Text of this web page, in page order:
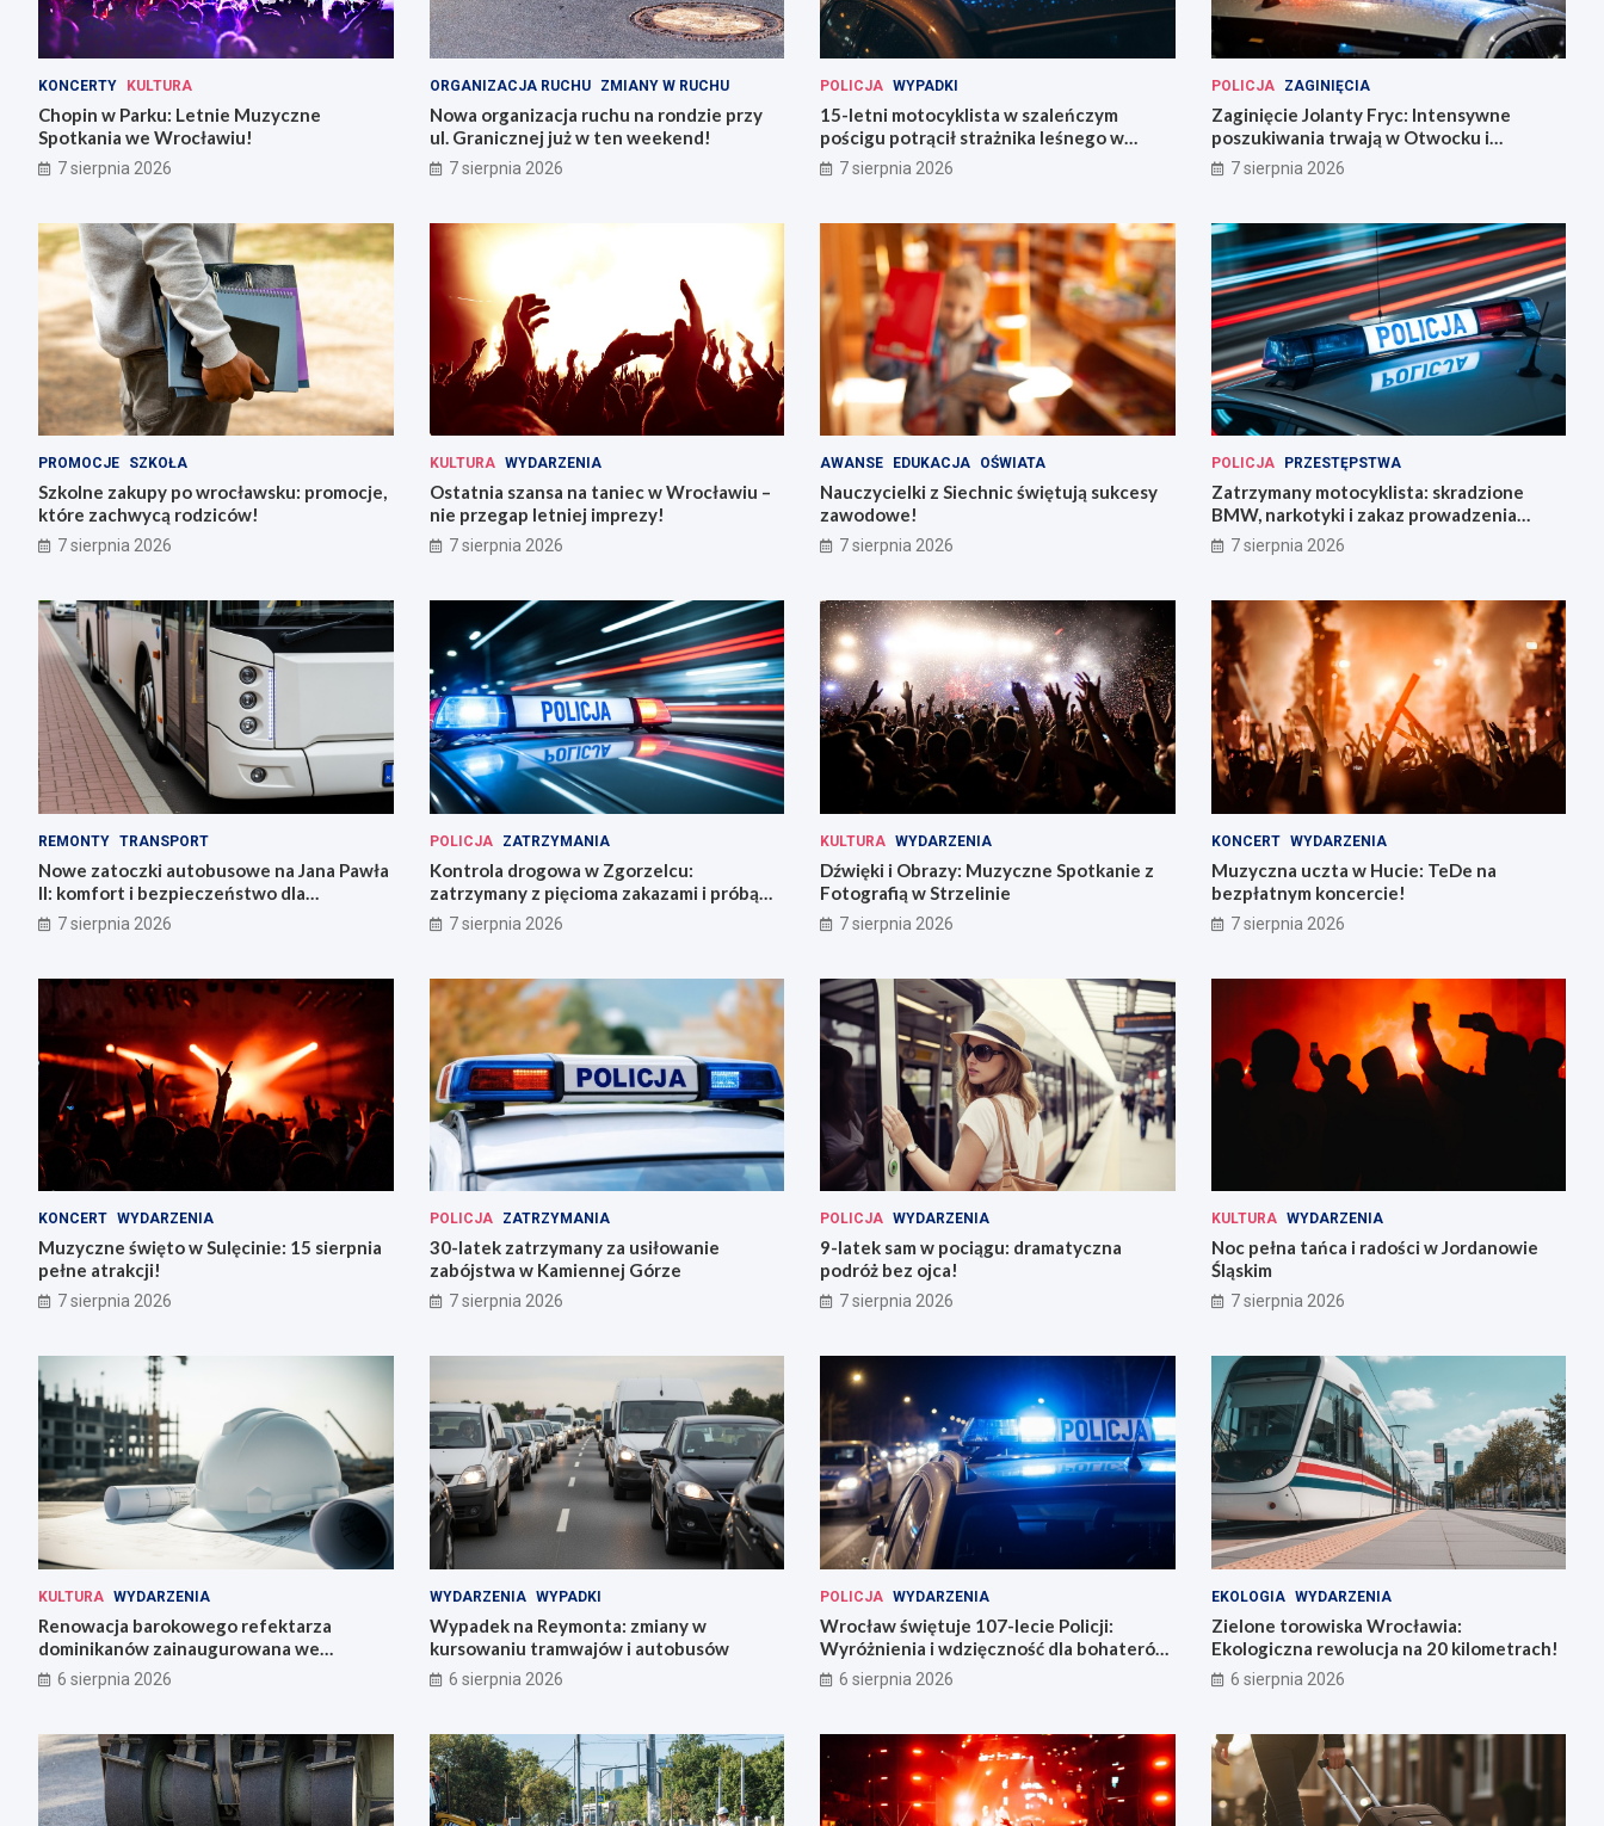
KONCERTY KULTURA
Chopin w Parku: Letnie Muzyczne
Spotkania we Wrocławiu!
7 sierpnia 2026
ORGANIZACJA RUCHU ZMIANY W RUCHU
Nowa organizacja ruchu na rondzie przy
ul. Granicznej już w ten weekend!
7 sierpnia 2026
POLICJA WYPADKI
15-letni motocyklista w szaleńczym
pościgu potrącił strażnika leśnego w
Lwówku Śląskim
7 sierpnia 2026
POLICJA ZAGINIĘCIA
Zaginięcie Jolanty Fryc: Intensywne
poszukiwania trwają w Otwocku i
Wrocławiu
7 sierpnia 2026
PROMOCJE SZKOŁA
Szkolne zakupy po wrocławsku: promocje,
które zachwycą rodziców!
7 sierpnia 2026
KULTURA WYDARZENIA
Ostatnia szansa na taniec w Wrocławiu –
nie przegap letniej imprezy!
7 sierpnia 2026
AWANSE EDUKACJA OŚWIATA
Nauczycielki z Siechnic świętują sukcesy
zawodowe!
7 sierpnia 2026
POLICJA PRZESTĘPSTWA
Zatrzymany motocyklista: skradzione
BMW, narkotyki i zakaz prowadzenia
pojazdów
7 sierpnia 2026
REMONTY TRANSPORT
Nowe zatoczki autobusowe na Jana Pawła
II: komfort i bezpieczeństwo dla
mieszkańców!
7 sierpnia 2026
POLICJA ZATRZYMANIA
Kontrola drogowa w Zgorzelcu:
zatrzymany z pięcioma zakazami i próbą
ucieczki
7 sierpnia 2026
KULTURA WYDARZENIA
Dźwięki i Obrazy: Muzyczne Spotkanie z
Fotografią w Strzelinie
7 sierpnia 2026
KONCERT WYDARZENIA
Muzyczna uczta w Hucie: TeDe na
bezpłatnym koncercie!
7 sierpnia 2026
KONCERT WYDARZENIA
Muzyczne święto w Sulęcinie: 15 sierpnia
pełne atrakcji!
7 sierpnia 2026
POLICJA ZATRZYMANIA
30-latek zatrzymany za usiłowanie
zabójstwa w Kamiennej Górze
7 sierpnia 2026
POLICJA WYDARZENIA
9-latek sam w pociągu: dramatyczna
podróż bez ojca!
7 sierpnia 2026
KULTURA WYDARZENIA
Noc pełna tańca i radości w Jordanowie
Śląskim
7 sierpnia 2026
KULTURA WYDARZENIA
Renowacja barokowego refektarza
dominikanów zainaugurowana we
Wrocławiu
6 sierpnia 2026
WYDARZENIA WYPADKI
Wypadek na Reymonta: zmiany w
kursowaniu tramwajów i autobusów
6 sierpnia 2026
POLICJA WYDARZENIA
Wrocław świętuje 107-lecie Policji:
Wyróżnienia i wdzięczność dla bohaterów
codzienności
6 sierpnia 2026
EKOLOGIA WYDARZENIA
Zielone torowiska Wrocławia:
Ekologiczna rewolucja na 20 kilometrach!
6 sierpnia 2026